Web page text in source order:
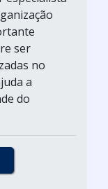
ser
no
a
do